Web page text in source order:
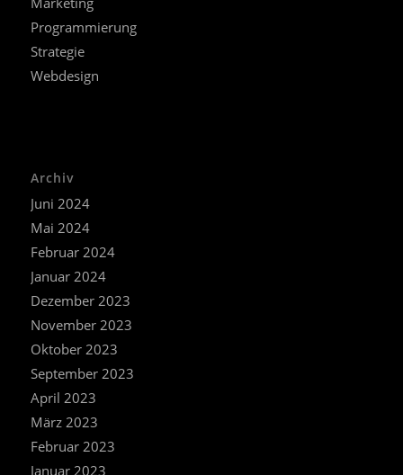
Programmierung
Strategie
Webdesign
Archiv
Juni 2024
Mai 2024
Februar 2024
Januar 2024
Dezember 2023
November 2023
Oktober 2023
September 2023
April 2023
März 2023
Februar 2023
Januar 2023